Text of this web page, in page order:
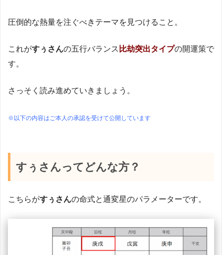
圧倒的な熱量を注ぐべきテーマを見つけること。
これがすぅさんの五行バランス 比劫突出タイプの開運策で
す。
さっそく読み進めていきましょう。
※以下の内容はご本人の承認を受けて公開しています
すぅさんってどんな方？
こちらがすぅさんの命式と通変星のパラメーターです。